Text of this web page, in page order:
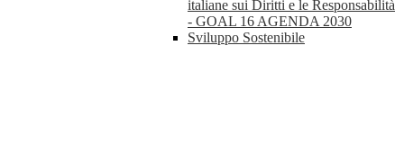
italiane sui Diritti e le Responsabilità
- GOAL 16 AGENDA 2030
Sviluppo Sostenibile